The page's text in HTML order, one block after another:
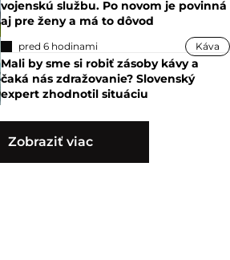
vojenskú službu. Po novom je povinná
aj pre ženy a má to dôvod
pred 6 hodinami Káva
Mali by sme si robiť zásoby kávy a
čaká nás zdražovanie? Slovenský
expert zhodnotil situáciu
Zobraziť viac